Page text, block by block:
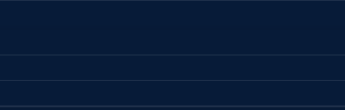
院安委办#安委督〔2021〕3号#张湾区#挂牌督办#